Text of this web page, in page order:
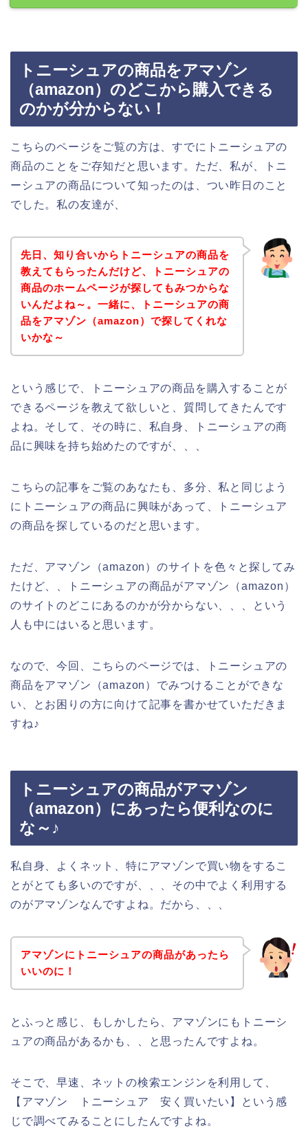
トニーシュアの商品をアマゾン
（amazon）のどこから購入できる
のかが分からない！
こちらのページをご覧の方は、すでにトニーシュアの
商品のことをご存知だと思います。ただ、私が、トニ
ーシュアの商品について知ったのは、つい昨日のこと
でした。私の友達が、
先日、知り合いからトニーシュアの商品を
教えてもらったんだけど、トニーシュアの
商品のホームページが探してもみつからな
いんだよね～。一緒に、トニーシュアの商
品をアマゾン（amazon）で探してくれな
いかな～
という感じで、トニーシュアの商品を購入することが
できるページを教えて欲しいと、質問してきたんです
よね。そして、その時に、私自身、トニーシュアの商
品に興味を持ち始めたのですが、、、
こちらの記事をご覧のあなたも、多分、私と同じよう
にトニーシュアの商品に興味があって、トニーシュア
の商品を探しているのだと思います。
ただ、アマゾン（amazon）のサイトを色々と探してみ
たけど、、トニーシュアの商品がアマゾン（amazon）
のサイトのどこにあるのかが分からない、、、という
人も中にはいると思います。
なので、今回、こちらのページでは、トニーシュアの
商品をアマゾン（amazon）でみつけることができな
い、とお困りの方に向けて記事を書かせていただきま
すね♪
トニーシュアの商品がアマゾン
（amazon）にあったら便利なのに
な～♪
私自身、よくネット、特にアマゾンで買い物をするこ
とがとても多いのですが、、、その中でよく利用する
のがアマゾンなんですよね。だから、、、
アマゾンにトニーシュアの商品があったら
いいのに！
とふっと感じ、もしかしたら、アマゾンにもトニーシ
ュアの商品があるかも、、と思ったんですよね。
そこで、早速、ネットの検索エンジンを利用して、
【アマゾン トニーシュア 安く買いたい】という感
じで調べてみることにしたんですよね。